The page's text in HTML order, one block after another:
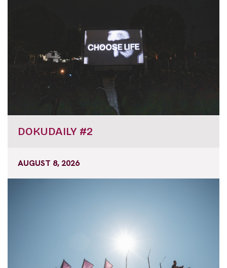
DOKUDAILY #2
AUGUST 8, 2026